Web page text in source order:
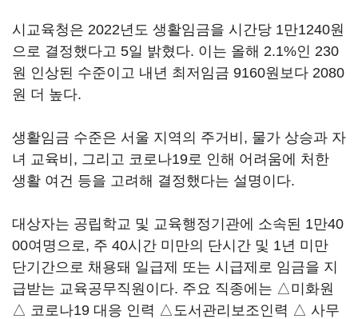
시교육청은 2022년도 생활임금을 시간당 1만1240원
으로 결정했다고 5일 밝혔다. 이는 올해 2.1%인 230
원 인상된 수준이고 내년 최저임금 9160원보다 2080
원 더 높다.
생활임금 수준은 서울 지역의 주거비, 물가 상승과 자
녀 교육비, 그리고 코로나19로 인해 어려움에 처한
생활 여건 등을 고려해 결정했다는 설명이다.
대상자는 공립학교 및 교육행정기관에 소속된 1만40
00여명으로, 주 40시간 미만의 단시간 및 1년 미만
단기간으로 채용돼 일급제 또는 시급제로 임금을 지
급받는 교육공무직원이다. 주요 직종에는 △미화원
△ 코로나19 대응 인력 △도서관리보조인력 △ 사무